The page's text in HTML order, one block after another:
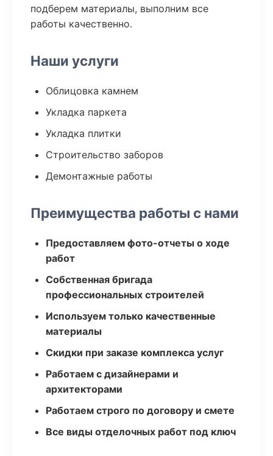
подберем материалы, выполним все
работы качественно.
Наши услуги
Облицовка камнем
Укладка паркета
Укладка плитки
Строительство заборов
Демонтажные работы
Преимущества работы с нами
Предоставляем фото-отчеты о ходе
работ
Собственная бригада
профессиональных строителей
Используем только качественные
материалы
Скидки при заказе комплекса услуг
Работаем с дизайнерами и
архитекторами
Работаем строго по договору и смете
Все виды отделочных работ под ключ